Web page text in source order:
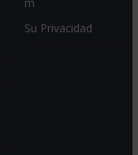
m
Su Privacidad